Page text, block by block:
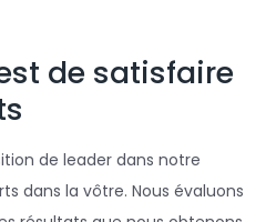
de satisfaire
de leader dans notre
dans la vôtre. Nous évaluons